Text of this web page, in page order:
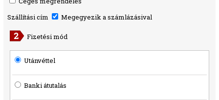
Szállítási cím
Megegyezik a számlázásival
Fizetési mód
Utánvéttel
Banki átutalás